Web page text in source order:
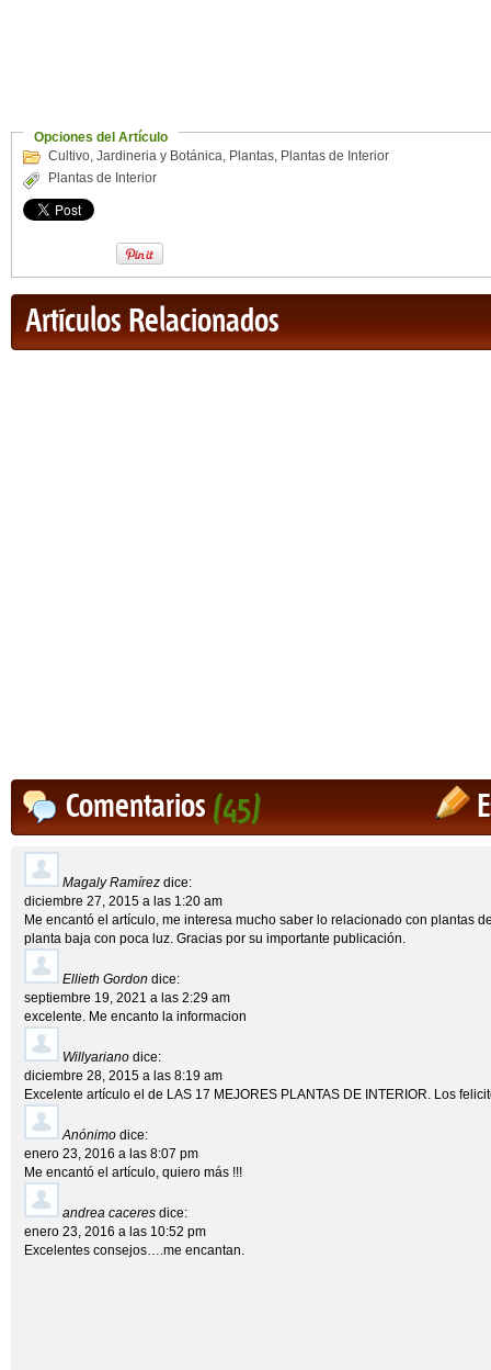
Opciones del Artículo
Cultivo, Jardineria y Botánica, Plantas, Plantas de Interior
Plantas de Interior
Artículos Relacionados
Comentarios(45)
Magaly Ramírez dice:
diciembre 27, 2015 a las 1:20 am
Me encantó el artículo, me interesa mucho saber lo relacionado con plantas
planta baja con poca luz. Gracias por su importante publicación.
Ellieth Gordon dice:
septiembre 19, 2021 a las 2:29 am
excelente. Me encanto la informacion
Willyariano dice:
diciembre 28, 2015 a las 8:19 am
Excelente artículo el de LAS 17 MEJORES PLANTAS DE INTERIOR. Los
Anónimo dice:
enero 23, 2016 a las 8:07 pm
Me encantó el artículo, quiero más !!!
andrea caceres dice:
enero 23, 2016 a las 10:52 pm
Excelentes consejos….me encantan.